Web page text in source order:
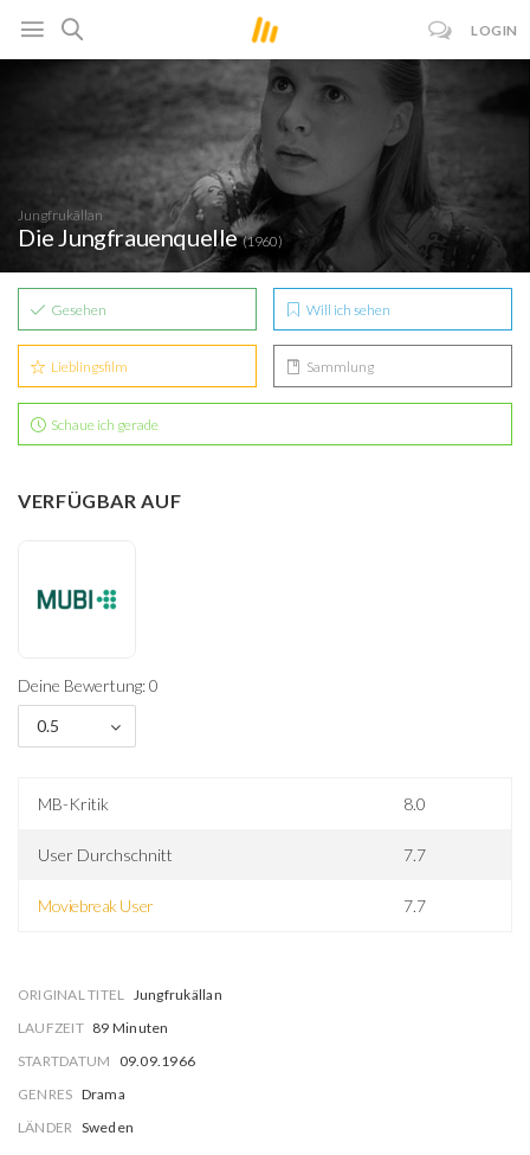
LOGIN
Jungfrukällan
Die Jungfrauenquelle(1960)
Gesehen Will ich sehen
Lieblingsfilm Sammlung
Schaue ich gerade
VERFÜGBAR AUF
Deine Bewertung: 0
0.5
MB-Kritik 8.0
User Durchschnitt 7.7
Moviebreak User 7.7
ORIGINAL TITEL Jungfrukällan
LAUFZEIT 89 Minuten
STARTDATUM
09.09.1966
GENRES Drama
LÄNDER Sweden